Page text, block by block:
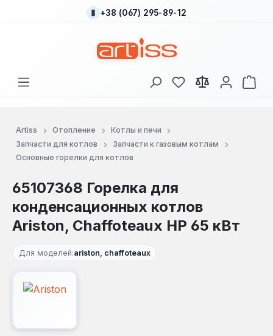
Перейти к основному содержанию
+38 (067) 295-89-12
У вас есть товары
В
Artiss Отопление
Котлы и печи
Запчасти для котлов
Запчасти к газовым котлам
Основные горелки для котлов
65107368 Горелка для
конденсационных котлов
Ariston, Chaffoteaux HP 65 кВт
Для моделей:ariston, chaffoteaux